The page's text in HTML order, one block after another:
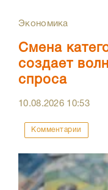
Экономика
Смена
создает
спроса
10.08.2026 10:53
Комментарии